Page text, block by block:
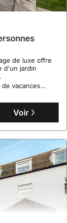
de
châteaux de
Wi-Fi gratuite,
Voir
de luxe offre
d'un jardin
vacances
cuisine
maison
Voir